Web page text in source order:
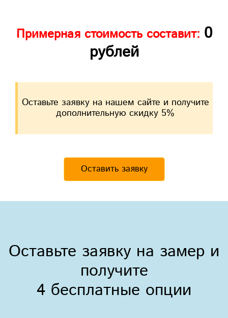
Примерная стоимость составит: 0
рублей
Оставьте заявку на нашем сайте и получите
дополнительную скидку 5%
Оставить заявку
Оставьте заявку на замер и
получите
4 бесплатные опции